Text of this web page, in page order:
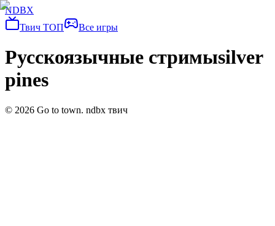
NDBX
Твич ТОП
Все игры
Русскоязычные стримыsilver
pines
© 2026 Go to town. ndbx твич